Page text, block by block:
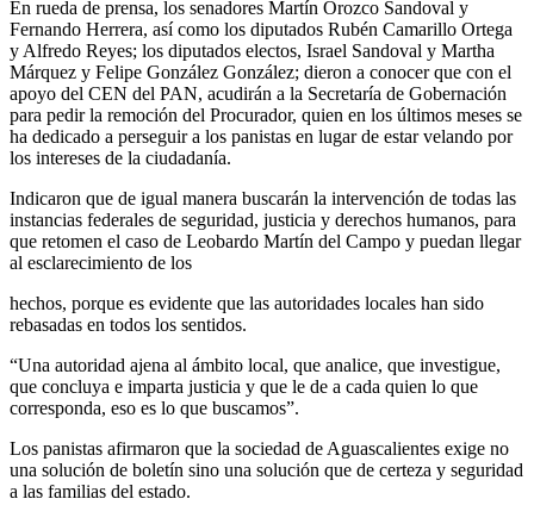
En rueda de prensa, los senadores Martín Orozco Sandoval y
Fernando Herrera, así como los diputados Rubén Camarillo Ortega
y Alfredo Reyes; los diputados electos, Israel Sandoval y Martha
Márquez y Felipe González González; dieron a conocer que con el
apoyo del CEN del PAN, acudirán a la Secretaría de Gobernación
para pedir la remoción del Procurador, quien en los últimos meses se
ha dedicado a perseguir a los panistas en lugar de estar velando por
los intereses de la ciudadanía.
Indicaron que de igual manera buscarán la intervención de todas las
instancias federales de seguridad, justicia y derechos humanos, para
que retomen el caso de Leobardo Martín del Campo y puedan llegar
al esclarecimiento de los
hechos, porque es evidente que las autoridades locales han sido
rebasadas en todos los sentidos.
“Una autoridad ajena al ámbito local, que analice, que investigue,
que concluya e imparta justicia y que le de a cada quien lo que
corresponda, eso es lo que buscamos”.
Los panistas afirmaron que la sociedad de Aguascalientes exige no
una solución de boletín sino una solución que de certeza y seguridad
a las familias del estado.